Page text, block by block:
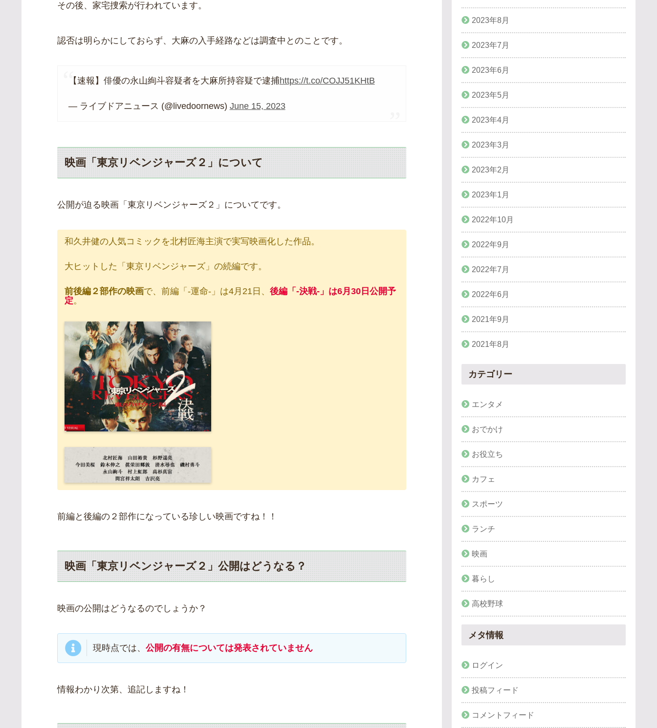
その後、家宅捜索が行われています。
認否は明らかにしておらず、大麻の入手経路などは調査中とのことです。
【速報】俳優の永山絢斗容疑者を大麻所持容疑で逮捕https://t.co/COJJ51KHtB
— ライブドアニュース (@livedoornews) June 15, 2023
映画「東京リベンジャーズ２」について
公開が迫る映画「東京リベンジャーズ２」についてです。
和久井健の人気コミックを北村匠海主演で実写映画化した作品。
大ヒットした「東京リベンジャーズ」の続編です。
前後編２部作の映画で、前編「-運命-」は4月21日、 後編「-決戦-」は6月30日公開予
定。
前編と後編の２部作になっている珍しい映画ですね！！
映画「東京リベンジャーズ２」公開はどうなる？
映画の公開はどうなるのでしょうか？
現時点では、 公開の有無については発表されていません
情報わかり次第、追記しますね！
2023年8月
2023年7月
2023年6月
2023年5月
2023年4月
2023年3月
2023年2月
2023年1月
2022年10月
2022年9月
2022年7月
2022年6月
2021年9月
2021年8月
カテゴリー
エンタメ
おでかけ
お役立ち
カフェ
スポーツ
ランチ
映画
暮らし
高校野球
メタ情報
ログイン
投稿フィード
コメントフィード